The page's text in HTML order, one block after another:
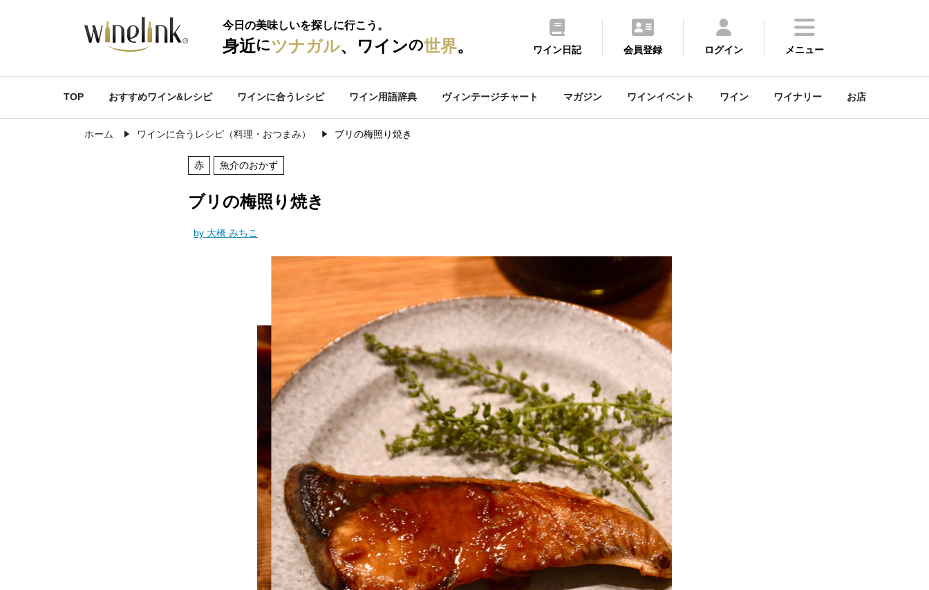
今日の美味しいを探しに行こう。
身近にツナガル、ワインの世界。 ワイン日記 会員登録 ログイン メニュー
TOP おすすめワイン&レシピ ワインに合うレシピ ワイン用語辞典 ヴィンテージチャート マガジン ワインイベント ワイン ワイナリー お店
ホーム ワインに合うレシピ（料理・おつまみ） ブリの梅照り焼き
赤 魚介のおかず
ブリの梅照り焼き
by 大橋 みちこ